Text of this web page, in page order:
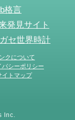
格言
発見サイト
セ世界時計
クについて
バシーポリシー
イトマップ
Inc.